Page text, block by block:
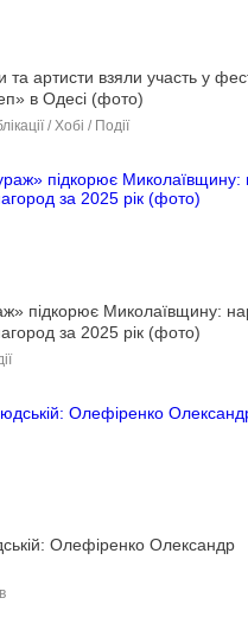
та артисти взяли участь у
в Одесі (фото)
/ Хобі / Події
підкорює Миколаївщину:
за 2025 рік (фото)
Олефіренко Олександр